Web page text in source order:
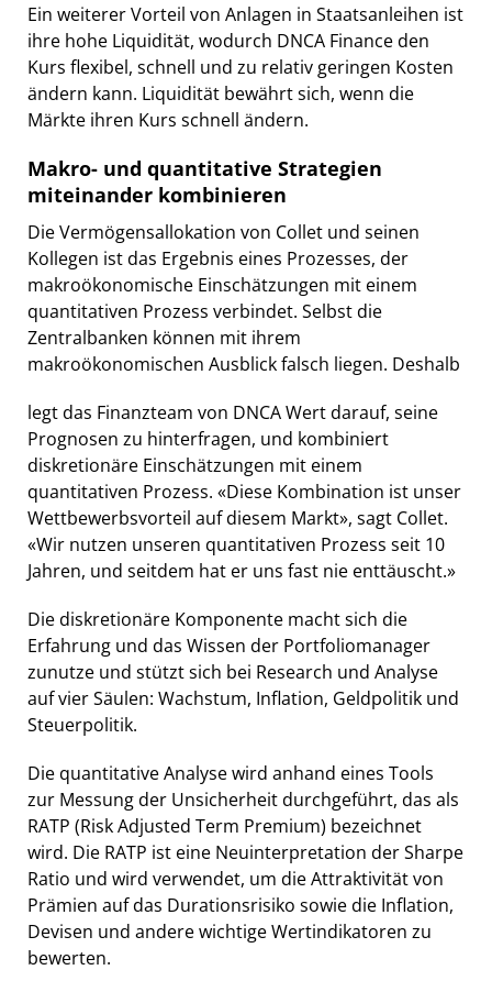
Ein weiterer Vorteil von Anlagen in Staatsanleihen ist
ihre hohe Liquidität, wodurch DNCA Finance den
Kurs flexibel, schnell und zu relativ geringen Kosten
ändern kann. Liquidität bewährt sich, wenn die
Märkte ihren Kurs schnell ändern.
Makro- und quantitative Strategien
miteinander kombinieren
Die Vermögensallokation von Collet und seinen
Kollegen ist das Ergebnis eines Prozesses, der
makroökonomische Einschätzungen mit einem
quantitativen Prozess verbindet. Selbst die
Zentralbanken können mit ihrem
makroökonomischen Ausblick falsch liegen. Deshalb
legt das Finanzteam von DNCA Wert darauf, seine
Prognosen zu hinterfragen, und kombiniert
diskretionäre Einschätzungen mit einem
quantitativen Prozess. «Diese Kombination ist unser
Wettbewerbsvorteil auf diesem Markt», sagt Collet.
«Wir nutzen unseren quantitativen Prozess seit 10
Jahren, und seitdem hat er uns fast nie enttäuscht.»
Die diskretionäre Komponente macht sich die
Erfahrung und das Wissen der Portfoliomanager
zunutze und stützt sich bei Research und Analyse
auf vier Säulen: Wachstum, Inflation, Geldpolitik und
Steuerpolitik.
Die quantitative Analyse wird anhand eines Tools
zur Messung der Unsicherheit durchgeführt, das als
RATP (Risk Adjusted Term Premium) bezeichnet
wird. Die RATP ist eine Neuinterpretation der Sharpe
Ratio und wird verwendet, um die Attraktivität von
Prämien auf das Durationsrisiko sowie die Inflation,
Devisen und andere wichtige Wertindikatoren zu
bewerten.